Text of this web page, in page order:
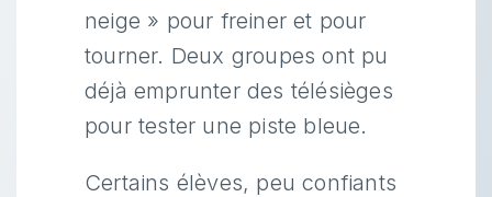
neige » pour freiner et pour
tourner. Deux groupes ont pu
déjà emprunter des télésièges
pour tester une piste bleue.
Certains élèves, peu confiants